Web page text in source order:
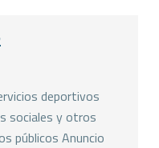
deportivos
sociales y otros
públicos Anuncio